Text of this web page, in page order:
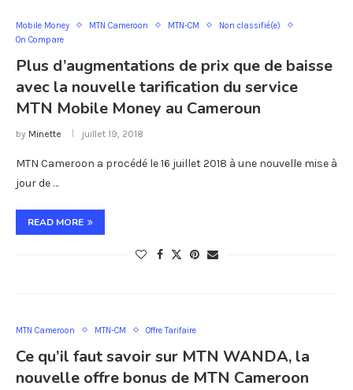
Mobile Money MTN Cameroon MTN-CM
Non classifié(e)
On Compare
Plus d’augmentations de prix que de baisse
avec la nouvelle tarification du service
MTN Mobile Money au Cameroun
by Minette juillet 19, 2018
MTN Cameroon a procédé le 16 juillet 2018 à une nouvelle mise à
jour de …
READ MORE
MTN Cameroon MTN-CM Offre Tarifaire
Ce qu’il faut savoir sur MTN WANDA, la
nouvelle offre bonus de MTN Cameroon